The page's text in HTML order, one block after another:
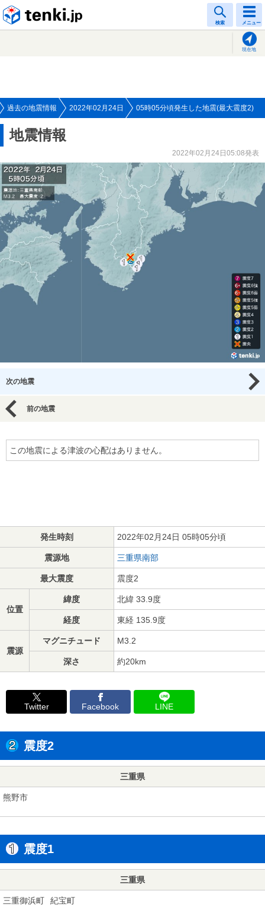
検索 メニュー
現在地
過去の地震情報 2022年02月24日 05時05分頃発生した地震(最大震度2)
地震情報
2022年02月24日05:08発表
次の地震
前の地震
この地震による津波の心配はありません。
発生時刻 2022年02月24日 05時05分頃
震源地 三重県南部
最大震度 震度2
位置
緯度 北緯 33.9度
経度 東経 135.9度
震源
マグニチュード M3.2
深さ 約20km
Twitter Facebook LINE
震度2
三重県
熊野市
震度1
三重県
三重御浜町 紀宝町